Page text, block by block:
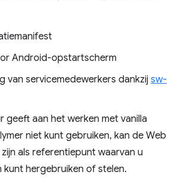
Android-opstartscherm
van servicemedewerkers dankzij sw-
geeft aan het werken met vanilla
niet kunt gebruiken, kan de Web
als referentiepunt waarvan u
hergebruiken of stelen.